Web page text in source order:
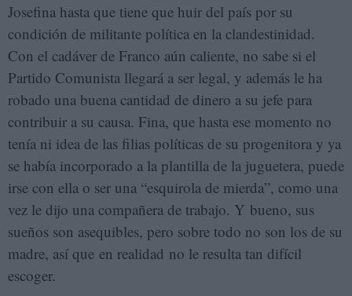
Josefina hasta que tiene que huir del país por su
condición de militante política en la clandestinidad.
Con el cadáver de Franco aún caliente, no sabe si el
Partido Comunista llegará a ser legal, y además le ha
robado una buena cantidad de dinero a su jefe para
contribuir a su causa. Fina, que hasta ese momento no
tenía ni idea de las filias políticas de su progenitora y ya
se había incorporado a la plantilla de la juguetera, puede
irse con ella o ser una “esquirola de mierda”, como una
vez le dijo una compañera de trabajo. Y bueno, sus
sueños son asequibles, pero sobre todo no son los de su
madre, así que en realidad no le resulta tan difícil
escoger.